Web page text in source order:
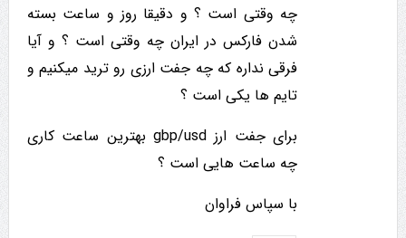
چه وقتی است ؟ و دقیقا روز و ساعت بسته
شدن فارکس در ایران چه وقتی است ؟ و آیا
فرقی نداره که چه جفت ارزی رو ترید میکنیم و
تایم ها یکی است ؟
برای جفت ارز gbp/usd بهترین ساعت کاری
چه ساعت هایی است ؟
با سپاس فراوان